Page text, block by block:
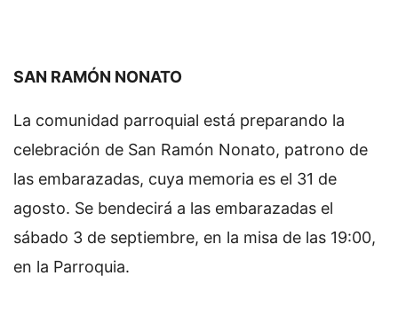
SAN RAMÓN NONATO
La comunidad parroquial está preparando la
celebración de San Ramón Nonato, patrono de
las embarazadas, cuya memoria es el 31 de
agosto. Se bendecirá a las embarazadas el
sábado 3 de septiembre, en la misa de las 19:00,
en la Parroquia.